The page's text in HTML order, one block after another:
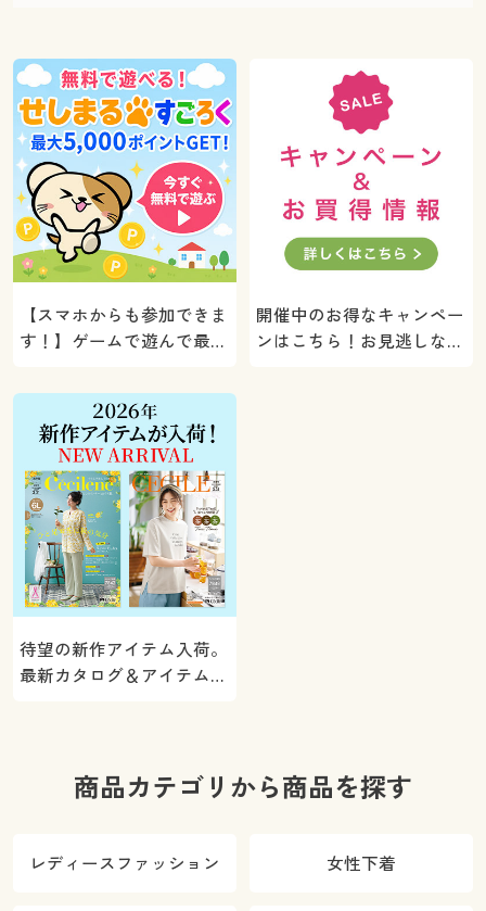
【スマホからも参加できま
す！】ゲームで遊んで最大
ト！
開催中のお得なキャンペー
ンはこちら！お見逃しな
待望の新作アイテム入荷。
最新カタログ＆アイテムを
商品カテゴリから商品を探す
レディースファッション 女性下着